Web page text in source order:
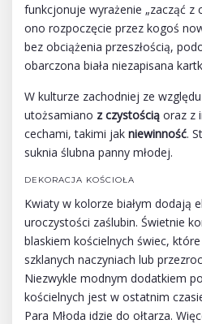
funkcjonuje wyrażenie „zacząć z
ono rozpoczęcie przez kogoś
bez obciążenia przeszłością,
obarczona biała niezapisana
W kulturze zachodniej ze
utożsamiano z czystością oraz z
cechami, takimi jak niewinność.
suknia ślubna panny młodej.
DEKORACJA KOŚCIOŁA
Kwiaty w kolorze białym dodają
uroczystości zaślubin. Świetnie
blaskiem kościelnych świec,
szklanych naczyniach lub
Niezwykle modnym dodatkiem
kościelnych jest w ostatnim
Para Młoda idzie do ołtarza.